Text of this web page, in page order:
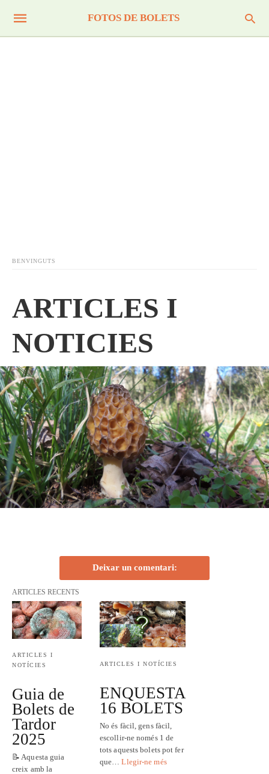
FOTOS DE BOLETS
BENVINGUTS
ARTICLES I
NOTICIES
Deixar un comentari:
ARTICLES RECENTS
ARTICLES I
NOTÍCIES
Guia de
Bolets de
Tardor
2025
📝 Aquesta guia
creix amb la
ARTICLES I NOTÍCIES
ENQUESTA
16 BOLETS
No és fàcil, gens fàcil,
escollir-ne només 1 de
tots aquests bolets pot fer
que…Llegir-ne més